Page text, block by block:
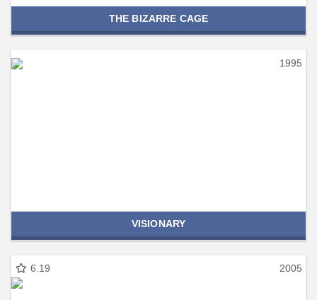
THE BIZARRE CAGE
1995
VISIONARY
6.19 2005